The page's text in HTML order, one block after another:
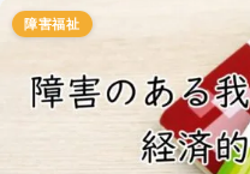
障害福祉